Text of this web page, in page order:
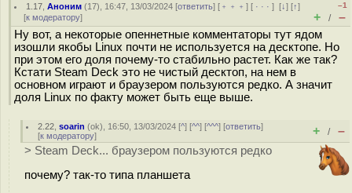
1.17 ,Аноним (17), 16:47, 13/03/2024 [ответить] [ ﹢﹢﹢] [ · · ·][↓] [↑]
[к модератору]
–1
+ / –
Ну вот, а некоторые опеннетные комментаторы тут ядом
изошли якобы Linux почти не используется на десктопе. Но
при этом его доля почему-то стабильно растет. Как же так?
Кстати Steam Deck это не чистый десктоп, на нем в
основном играют и браузером пользуются редко. А значит
доля Linux по факту может быть еще выше.
2.22 ,soarin (ok), 16:50, 13/03/2024 [^] [^^] [^^^] [ответить]
[к модератору] + / –
> Steam Deck... браузером пользуются редко
почему? так-то типа планшета